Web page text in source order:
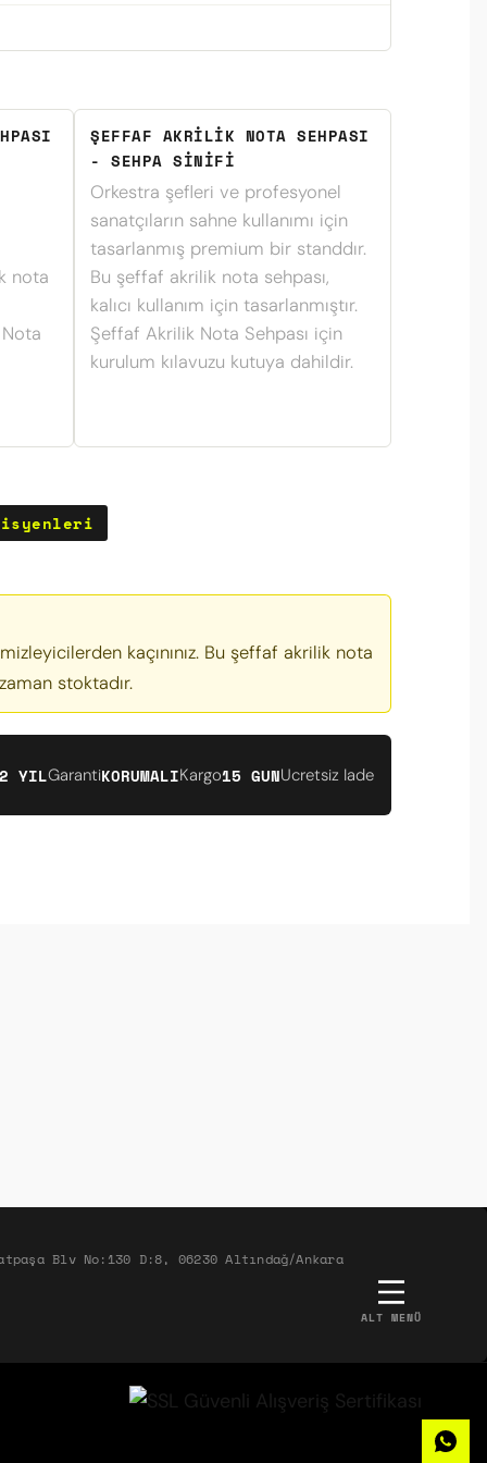
nota
ŞEFFAF AKRILIK NOTA SEHPASI
- SEHPA SINIFI
Orkestra şefleri ve profesyonel
sanatçıların sahne kullanımı için
tasarlanmış premium bir standdır.
Bu şeffaf akrilik nota sehpası,
kalıcı kullanım için tasarlanmıştır.
Şeffaf Akrilik Nota Sehpası için
kurulum kılavuzu kutuya dahildir.
kaçınınız. Bu şeffaf akrilik nota
stoktadır.
2 YILGarantiKORUMALIKargo15 GUNUcretsiz Iade
Blv No:130 D:8, 06230 Altındağ/Ankara
ALT MENÜ